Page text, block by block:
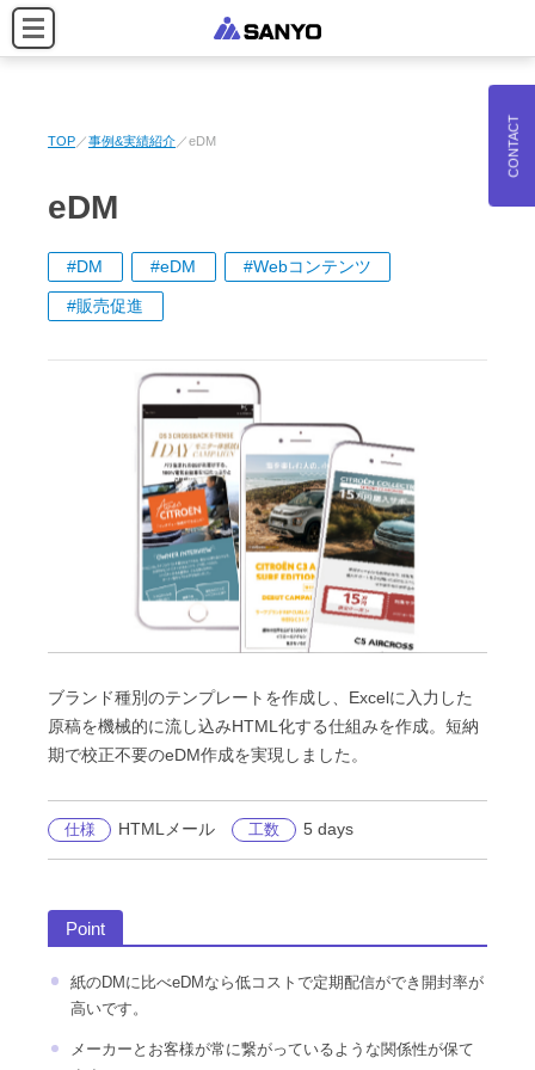
TOP 事例&実績紹介 eDM
eDM
DM eDM Webコンテンツ
販売促進
ブランド種別のテンプレートを作成し、Excelに入力した
原稿を機械的に流し込みHTML化する仕組みを作成。短納
期で校正不要のeDM作成を実現しました。
仕様 HTMLメール 工数 5 days
Point
紙のDMに比べeDMなら低コストで定期配信ができ開封率が
高いです。
メーカーとお客様が常に繋がっているような関係性が保て
CONTACT